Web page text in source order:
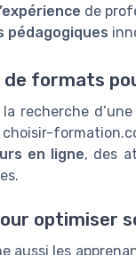
de
pédagogiques
formats
recherche d’une
choisir-
en ligne, des
optimiser
aussi les